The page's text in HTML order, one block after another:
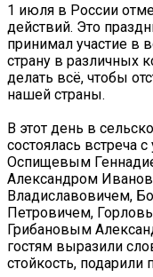
1 июля в России
действий. Это
принимал участие в
страну в различных
делать всё, чтобы
нашей страны.
В этот день в
состоялась встреча
Оспищевым
Александром
Владиславовичем,
Петровичем,
Грибановым
гостям выразили
стойкость, подарили